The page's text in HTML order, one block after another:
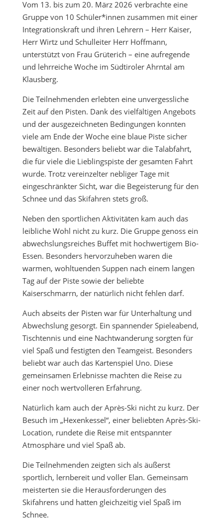
Vom 13. bis zum 20. März 2026 verbrachte eine
Gruppe von 10 Schüler*innen zusammen mit einer
Integrationskraft und ihren Lehrern – Herr Kaiser,
Herr Wirtz und Schulleiter Herr Hoffmann,
unterstützt von Frau Grüterich – eine aufregende
und lehrreiche Woche im Südtiroler Ahrntal am
Klausberg.
Die Teilnehmenden erlebten eine unvergessliche
Zeit auf den Pisten. Dank des vielfältigen Angebots
und der ausgezeichneten Bedingungen konnten
viele am Ende der Woche eine blaue Piste sicher
bewältigen. Besonders beliebt war die Talabfahrt,
die für viele die Lieblingspiste der gesamten Fahrt
wurde. Trotz vereinzelter nebliger Tage mit
eingeschränkter Sicht, war die Begeisterung für den
Schnee und das Skifahren stets groß.
Neben den sportlichen Aktivitäten kam auch das
leibliche Wohl nicht zu kurz. Die Gruppe genoss ein
abwechslungsreiches Buffet mit hochwertigem Bio-
Essen. Besonders hervorzuheben waren die
warmen, wohltuenden Suppen nach einem langen
Tag auf der Piste sowie der beliebte
Kaiserschmarrn, der natürlich nicht fehlen darf.
Auch abseits der Pisten war für Unterhaltung und
Abwechslung gesorgt. Ein spannender Spieleabend,
Tischtennis und eine Nachtwanderung sorgten für
viel Spaß und festigten den Teamgeist. Besonders
beliebt war auch das Kartenspiel Uno. Diese
gemeinsamen Erlebnisse machten die Reise zu
einer noch wertvolleren Erfahrung.
Natürlich kam auch der Après-Ski nicht zu kurz. Der
Besuch im „Hexenkessel“, einer beliebten Après-Ski-
Location, rundete die Reise mit entspannter
Atmosphäre und viel Spaß ab.
Die Teilnehmenden zeigten sich als äußerst
sportlich, lernbereit und voller Elan. Gemeinsam
meisterten sie die Herausforderungen des
Skifahrens und hatten gleichzeitig viel Spaß im
Schnee.